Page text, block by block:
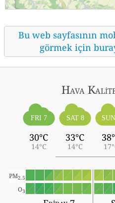
Bu web sayfasının
görmek için
Hava
FRI 7
30°C
14°C
SAT 8
33°C
14°C
PM2.5
O3